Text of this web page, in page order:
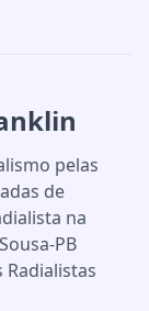
pelas
de
na
PB
Radialistas